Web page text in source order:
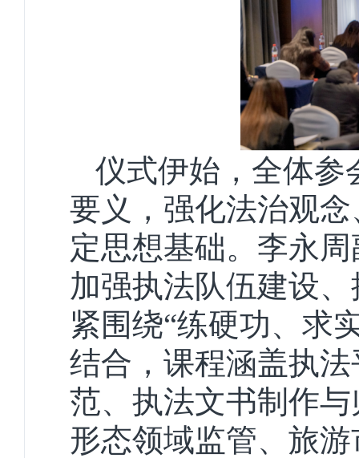
仪式伊始，全体参
要义，强化法治观
定思想基础。李永
加强执法队伍建设
紧围绕“练硬功、求
结合，课程涵盖执
范、执法文书制作
形态领域监管、旅